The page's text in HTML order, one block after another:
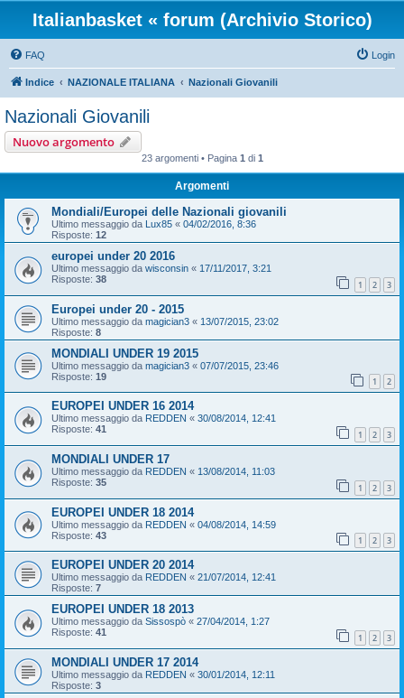
Italianbasket « forum (Archivio Storico)
FAQ Login
Indice NAZIONALE ITALIANA Nazionali Giovanili
Nazionali Giovanili
Nuovo argomento
23 argomenti • Pagina 1 di 1
Argomenti
Mondiali/Europei delle Nazionali giovanili
Ultimo messaggio da Lux85 « 04/02/2016, 8:36
Risposte: 12
europei under 20 2016
Ultimo messaggio da wisconsin « 17/11/2017, 3:21
Risposte: 38 1 2 3
Europei under 20 - 2015
Ultimo messaggio da magician3 « 13/07/2015, 23:02
Risposte: 8
MONDIALI UNDER 19 2015
Ultimo messaggio da magician3 « 07/07/2015, 23:46
Risposte: 19 1 2
EUROPEI UNDER 16 2014
Ultimo messaggio da REDDEN « 30/08/2014, 12:41
Risposte: 41 1 2 3
MONDIALI UNDER 17
Ultimo messaggio da REDDEN « 13/08/2014, 11:03
Risposte: 35 1 2 3
EUROPEI UNDER 18 2014
Ultimo messaggio da REDDEN « 04/08/2014, 14:59
Risposte: 43 1 2 3
EUROPEI UNDER 20 2014
Ultimo messaggio da REDDEN « 21/07/2014, 12:41
Risposte: 7
EUROPEI UNDER 18 2013
Ultimo messaggio da Sissospò « 27/04/2014, 1:27
Risposte: 41 1 2 3
MONDIALI UNDER 17 2014
Ultimo messaggio da REDDEN « 30/01/2014, 12:11
Risposte: 3